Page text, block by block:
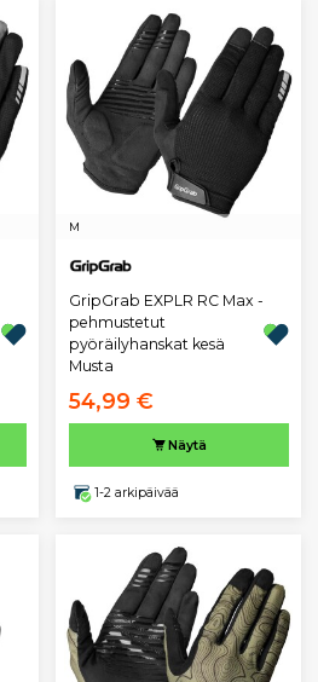
M
GripGrab EXPLR RC Max -
pehmustetut
pyöräilyhanskat kesä
Musta
54,99 €
Näytä
1-2 arkipäivää